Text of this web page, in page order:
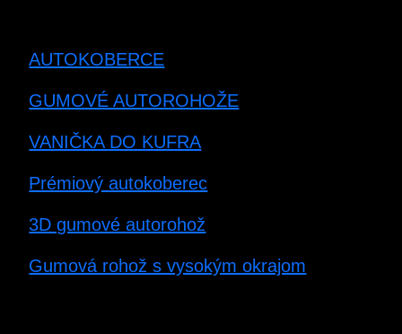
AUTOKOBERCE
GUMOVÉ AUTOROHOŽE
VANIČKA DO KUFRA
Prémiový autokoberec
3D gumové autorohož
Gumová rohož s vysokým okrajom